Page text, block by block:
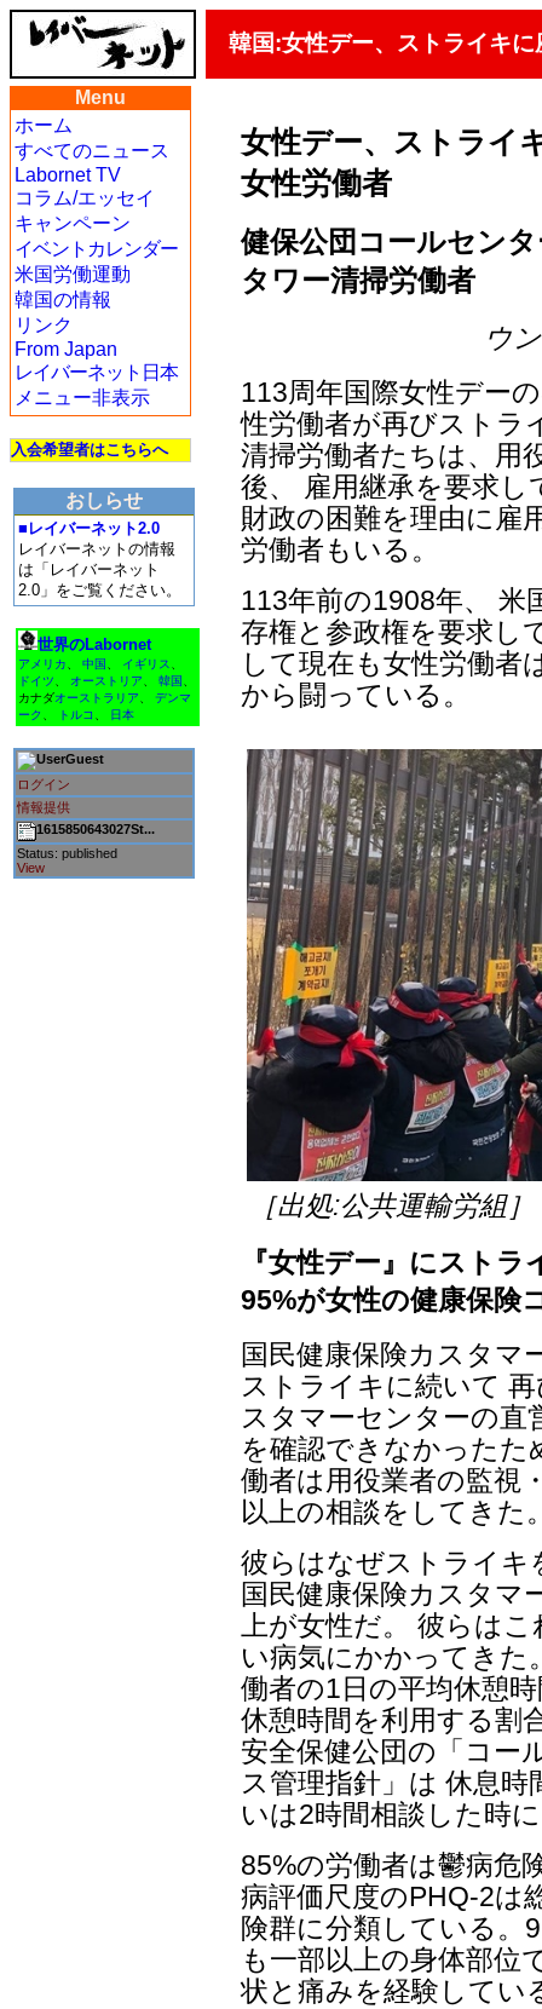
韓国:女性デー、ストライキ
Menu
ホーム
すべてのニュース
Labornet TV
コラム/エッセイ
キャンペーン
イベントカレンダー
米国労働運動
韓国の情報
リンク
From Japan
レイバーネット日本
メニュー非表示
入会希望者はこちらへ
おしらせ
■レイバーネット2.0
レイバーネットの情報
は「レイバーネット
2.0」をご覧ください。
世界のLabornet
アメリカ 中国 イギリス
ドイツ
オーストリア 韓国
カナダオーストラリア
デンマ
ーク
トルコ 日本
Guest
ログイン
情報提供
1615850643027St...
Status: published
View
女性デー、ストライ
女性労働者
健保公団コールセン
タワー清掃労働者
ウ
113周年国際女性デー
性労働者が再びストラ
清掃労働者たちは、用
後、 雇用継承を要求
財政の困難を理由に雇
労働者もいる。
113年前の1908年、 米
存権と参政権を要求し
して現在も女性労働者
から闘っている。
［出処:公共運輸労組］
『女性デー』にスト
95%が女性の健康保険
国民健康保険カスタマ
ストライキに続いて
スタマーセンターの直
を確認できなかったた
働者は用役業者の監視
以上の相談をしてきた
彼らはなぜストライ
国民健康保険カスタマ
上が女性だ。 彼らは
い病気にかかってきた
働者の1日の平均休憩
休憩時間を利用する割
安全保健公団の「コー
ス管理指針」は 休息
いは2時間相談した時
85%の労働者は鬱病危
病評価尺度のPHQ-2は
険群に分類している。
も一部以上の身体部位
状と痛みを経験してい